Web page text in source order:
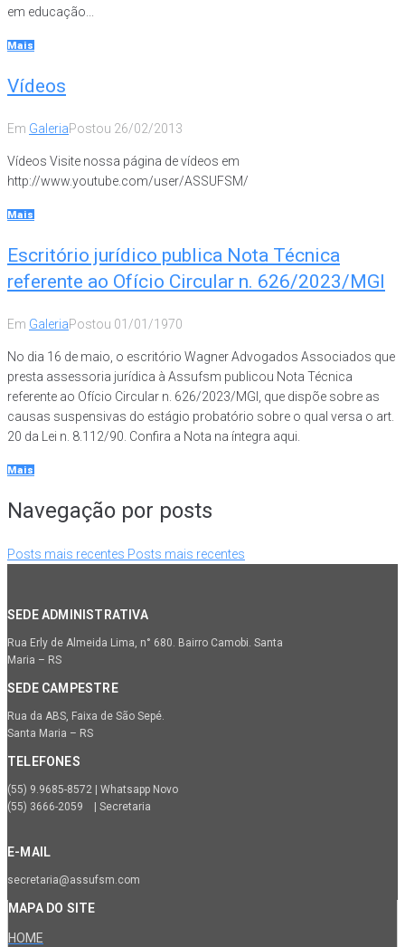
em educação...
Mais
Vídeos
Em GaleriaPostou 26/02/2013
Vídeos Visite nossa página de vídeos em
http://www.youtube.com/user/ASSUFSM/
Mais
Escritório jurídico publica Nota Técnica
referente ao Ofício Circular n. 626/2023/MGI
Em GaleriaPostou 01/01/1970
No dia 16 de maio, o escritório Wagner Advogados Associados que
presta assessoria jurídica à Assufsm publicou Nota Técnica
referente ao Ofício Circular n. 626/2023/MGI, que dispõe sobre as
causas suspensivas do estágio probatório sobre o qual versa o art.
20 da Lei n. 8.112/90. Confira a Nota na íntegra aqui.
Mais
Navegação por posts
Posts mais recentes Posts mais recentes
SEDE ADMINISTRATIVA
Rua Erly de Almeida Lima, n° 680. Bairro Camobi. Santa
Maria – RS
SEDE CAMPESTRE
Rua da ABS, Faixa de São Sepé.
Santa Maria – RS
TELEFONES
(55) 9.9685-8572 | Whatsapp Novo
(55) 3666-2059 | Secretaria
E-MAIL
secretaria@assufsm.com
MAPA DO SITE
HOME